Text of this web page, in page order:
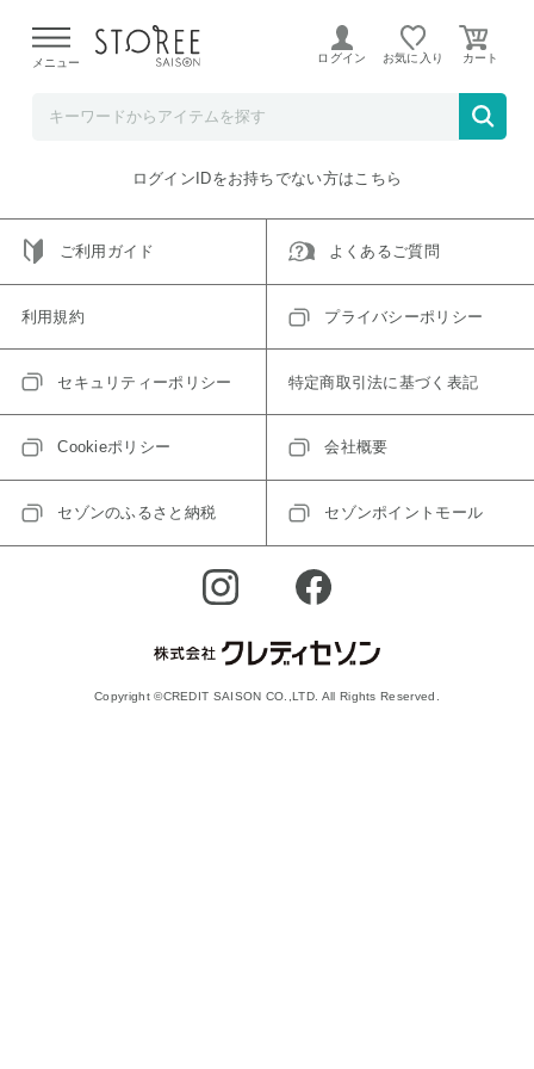
よる配送遅延が発生しております。
メニュー ログイン お気に入り
ご指定のアイテムは取り扱い終了、またはただいま取り扱い
トップへ戻る
ログインIDをお持ちでない方はこちら
ご利用ガイド よくあるご質問
利用規約 プライバシーポリシー
セキュリティーポリシー 特定商取引法に基づく表記
Cookieポリシー 会社概要
セゾンのふるさと納税 セゾンポイントモール
Copyright ©CREDIT SAISON CO.,LTD. All Rights Reserved.